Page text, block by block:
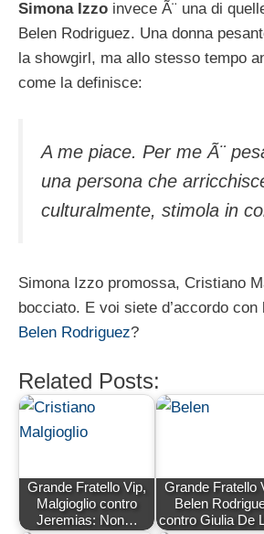
Simona Izzo invece Ã¨ una di
Belen Rodriguez. Una donna
la showgirl, ma allo stesso tempo
come la definisce:
A me piace. Per me Ã¨
una persona che
culturalmente, stimola in
Simona Izzo promossa, Cristiano
bocciato. E voi siete d’accordo
Belen Rodriguez?
Related Posts:
Grande Fratello Vip,
Malgioglio contro
Jeremias: Non…
Grande Fratello
Belen
contro Giulia De